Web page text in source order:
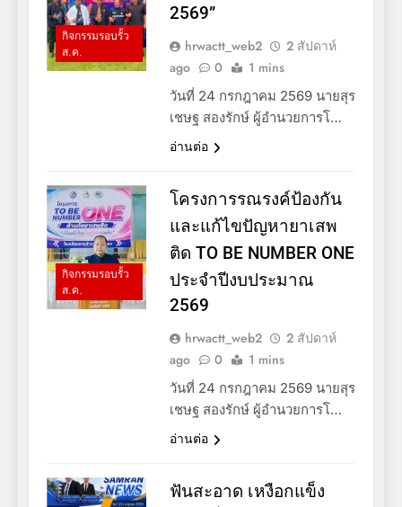
กิจกรรมรอบรั้ว
ส.ค.
2569”
hrwactt_web2
2 สัปดาห์
ago
0 1 mins
วันที่ 24 กรกฎาคม 2569 นายสุร
เชษฐ สองรักษ์ ผู้อำนวยการโ…
อ่านต่อ
กิจกรรมรอบรั้ว
ส.ค.
โครงการรณรงค์ป้องกัน
และแก้ไขปัญหายาเสพ
ติด TO BE NUMBER ONE
ประจำปีงบประมาณ
2569
hrwactt_web2
2 สัปดาห์
ago
0 1 mins
วันที่ 24 กรกฎาคม 2569 นายสุร
เชษฐ สองรักษ์ ผู้อำนวยการโ…
อ่านต่อ
ฟันสะอาด เหงือกแข็ง